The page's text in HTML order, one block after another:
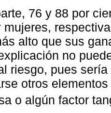
76 y 88 por
mujeres,
alto que sus
no
riesgo, pues
otros
o algún factor